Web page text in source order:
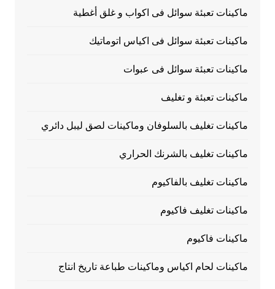
ماكينات تعبئة سوائل فى اكواب و غلق أغطية
ماكينات تعبئة سوائل فى اكياس اتوماتيك
ماكينات تعبئة سوائل فى عبوات
ماكينات تعبئة و تغليف
ماكينات تغليف بالسلوفان وماكينات لصق ليبل دائري
ماكينات تغليف بالشرنك الحراري
ماكينات تغليف بالفاكيوم
ماكينات تغليف فاكيوم
ماكينات فاكيوم
ماكينات لحام اكياس وماكينات طباعة تاريخ انتاج